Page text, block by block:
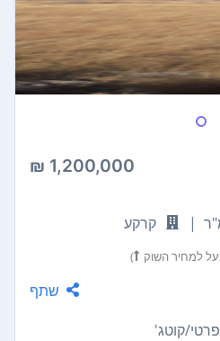
1,200,000 ₪
| קרקע
)
שתף
פרטי/קוטג'